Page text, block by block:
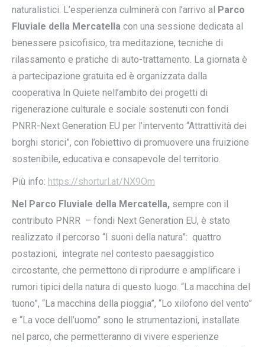
naturalistici. L’esperienza culminerà con l’arrivo al Parco
Fluviale della Mercatella con una sessione dedicata al
benessere psicofisico, tra meditazione, tecniche di
rilassamento e pratiche di auto-trattamento. La giornata è
a partecipazione gratuita ed è organizzata dalla
cooperativa In Quiete nell’ambito dei progetti di
rigenerazione culturale e sociale sostenuti con fondi
PNRR-Next Generation EU per l’intervento “Attrattività dei
borghi storici”, con l’obiettivo di promuovere una fruizione
sostenibile, educativa e consapevole del territorio.
Più info: https://shorturl.at/NX9Om
Nel Parco Fluviale della Mercatella, sempre con il
contributo PNRR – fondi Next Generation EU, è stato
realizzato il percorso “I suoni della natura”: quattro
postazioni, integrate nel contesto paesaggistico
circostante, che permettono di riprodurre e amplificare i
rumori tipici della natura di questo luogo. “La macchina del
tuono”, “La macchina della pioggia”, “Lo xilofono del vento”
e “La voce dell’uomo” sono le strumentazioni, installate
nel parco, che permetteranno di vivere esperienze